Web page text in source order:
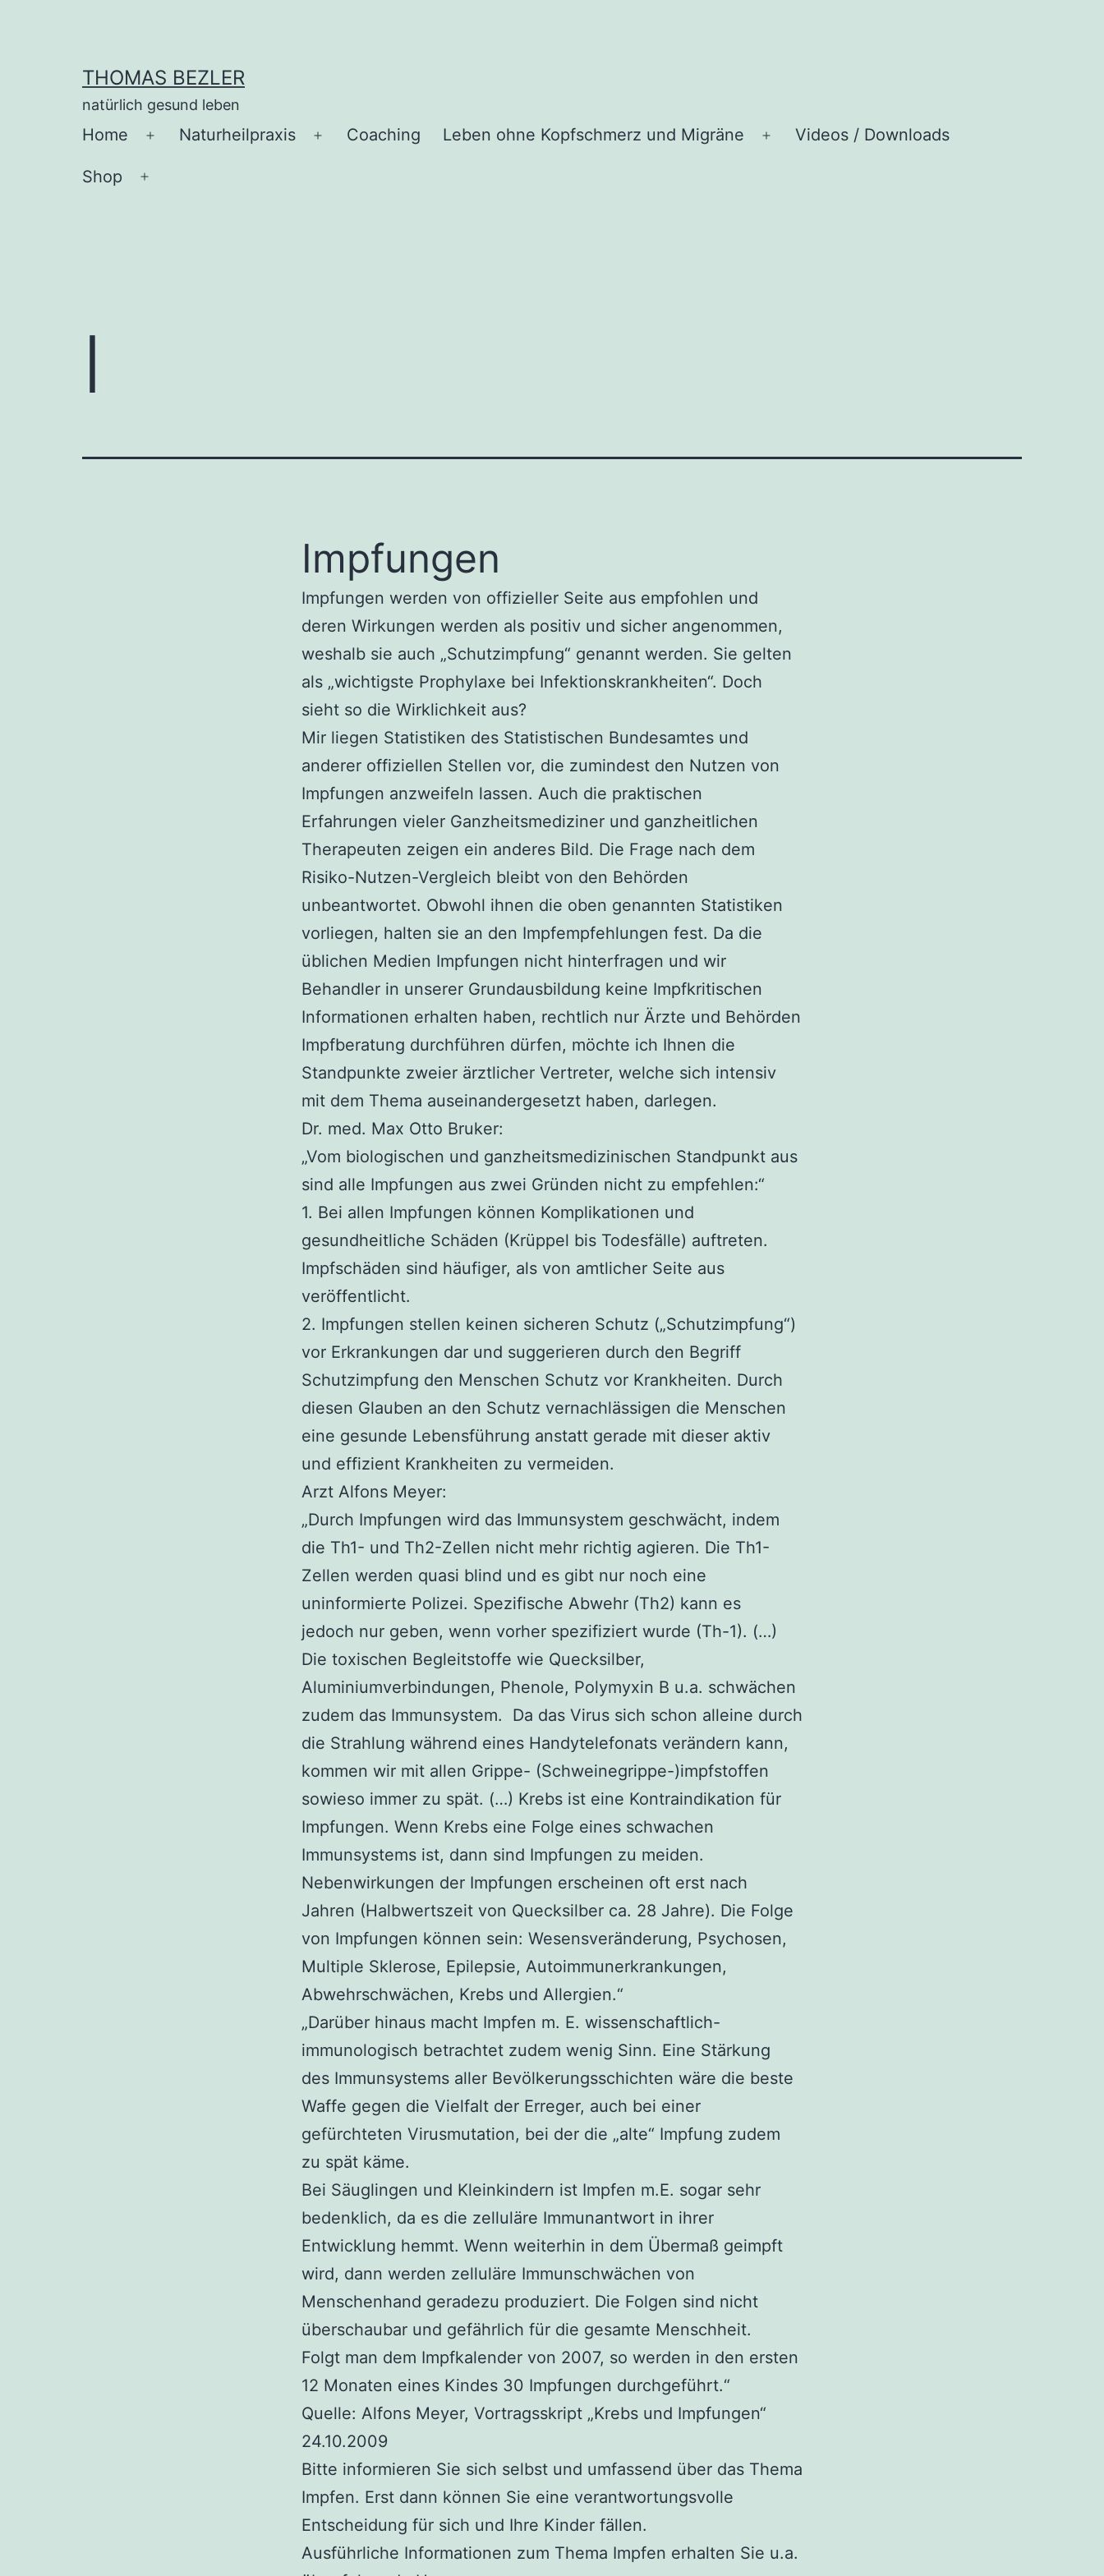
THOMAS BEZLER
natürlich gesund leben
Home
Menü
Naturheilpraxis
Menü
Coaching Leben ohne Kopfschmerz und Migräne
Menü
Videos / Downloads
Shop
I
Impfungen
Impfungen werden von offizieller Seite aus empfohlen und
deren Wirkungen werden als positiv und sicher angenommen,
weshalb sie auch „Schutzimpfung“ genannt werden. Sie gelten
als „wichtigste Prophylaxe bei Infektionskrankheiten“. Doch
sieht so die Wirklichkeit aus?
Mir liegen Statistiken des Statistischen Bundesamtes und
anderer offiziellen Stellen vor, die zumindest den Nutzen von
Impfungen anzweifeln lassen. Auch die praktischen
Erfahrungen vieler Ganzheitsmediziner und ganzheitlichen
Therapeuten zeigen ein anderes Bild. Die Frage nach dem
Risiko-Nutzen-Vergleich bleibt von den Behörden
unbeantwortet. Obwohl ihnen die oben genannten Statistiken
vorliegen, halten sie an den Impfempfehlungen fest. Da die
üblichen Medien Impfungen nicht hinterfragen und wir
Behandler in unserer Grundausbildung keine Impfkritischen
Informationen erhalten haben, rechtlich nur Ärzte und Behörden
Impfberatung durchführen dürfen, möchte ich Ihnen die
Standpunkte zweier ärztlicher Vertreter, welche sich intensiv
mit dem Thema auseinandergesetzt haben, darlegen.
Dr. med. Max Otto Bruker:
„Vom biologischen und ganzheitsmedizinischen Standpunkt aus
sind alle Impfungen aus zwei Gründen nicht zu empfehlen:“
1. Bei allen Impfungen können Komplikationen und
gesundheitliche Schäden (Krüppel bis Todesfälle) auftreten.
Impfschäden sind häufiger, als von amtlicher Seite aus
veröffentlicht.
2. Impfungen stellen keinen sicheren Schutz („Schutzimpfung“)
vor Erkrankungen dar und suggerieren durch den Begriff
Schutzimpfung den Menschen Schutz vor Krankheiten. Durch
diesen Glauben an den Schutz vernachlässigen die Menschen
eine gesunde Lebensführung anstatt gerade mit dieser aktiv
und effizient Krankheiten zu vermeiden.
Arzt Alfons Meyer:
„Durch Impfungen wird das Immunsystem geschwächt, indem
die Th1- und Th2-Zellen nicht mehr richtig agieren. Die Th1-
Zellen werden quasi blind und es gibt nur noch eine
uninformierte Polizei. Spezifische Abwehr (Th2) kann es
jedoch nur geben, wenn vorher spezifiziert wurde (Th-1). (…)
Die toxischen Begleitstoffe wie Quecksilber,
Aluminiumverbindungen, Phenole, Polymyxin B u.a. schwächen
zudem das Immunsystem. Da das Virus sich schon alleine durch
die Strahlung während eines Handytelefonats verändern kann,
kommen wir mit allen Grippe- (Schweinegrippe-)impfstoffen
sowieso immer zu spät. (…) Krebs ist eine Kontraindikation für
Impfungen. Wenn Krebs eine Folge eines schwachen
Immunsystems ist, dann sind Impfungen zu meiden.
Nebenwirkungen der Impfungen erscheinen oft erst nach
Jahren (Halbwertszeit von Quecksilber ca. 28 Jahre). Die Folge
von Impfungen können sein: Wesensveränderung, Psychosen,
Multiple Sklerose, Epilepsie, Autoimmunerkrankungen,
Abwehrschwächen, Krebs und Allergien.“
„Darüber hinaus macht Impfen m. E. wissenschaftlich-
immunologisch betrachtet zudem wenig Sinn. Eine Stärkung
des Immunsystems aller Bevölkerungsschichten wäre die beste
Waffe gegen die Vielfalt der Erreger, auch bei einer
gefürchteten Virusmutation, bei der die „alte“ Impfung zudem
zu spät käme.
Bei Säuglingen und Kleinkindern ist Impfen m.E. sogar sehr
bedenklich, da es die zelluläre Immunantwort in ihrer
Entwicklung hemmt. Wenn weiterhin in dem Übermaß geimpft
wird, dann werden zelluläre Immunschwächen von
Menschenhand geradezu produziert. Die Folgen sind nicht
überschaubar und gefährlich für die gesamte Menschheit.
Folgt man dem Impfkalender von 2007, so werden in den ersten
12 Monaten eines Kindes 30 Impfungen durchgeführt.“
Quelle: Alfons Meyer, Vortragsskript „Krebs und Impfungen“
24.10.2009
Bitte informieren Sie sich selbst und umfassend über das Thema
Impfen. Erst dann können Sie eine verantwortungsvolle
Entscheidung für sich und Ihre Kinder fällen.
Ausführliche Informationen zum Thema Impfen erhalten Sie u.a.